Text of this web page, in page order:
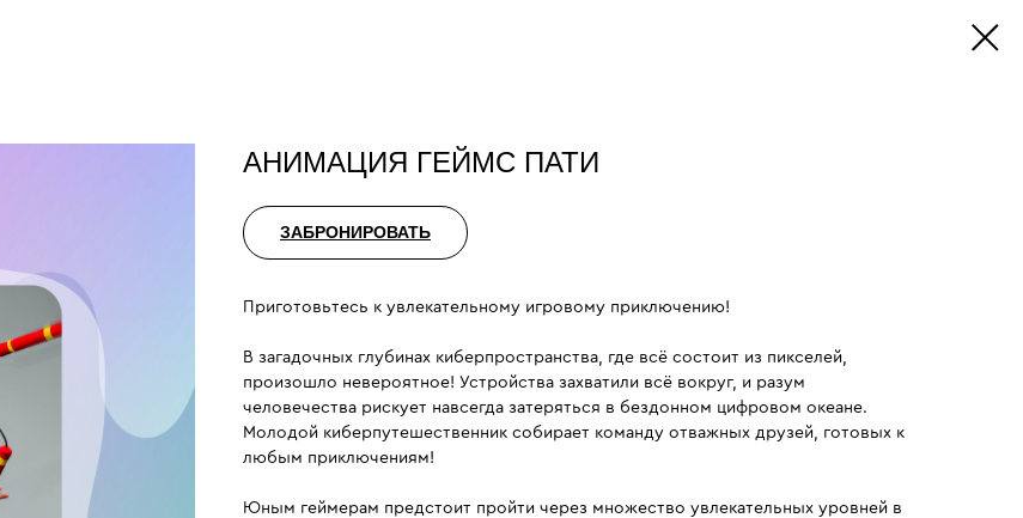
АНИМАЦИЯ ГЕЙМС ПАТИ
ЗАБРОНИРОВАТЬ
Приготовьтесь к увлекательному игровому приключению!
В загадочных глубинах киберпространства, где всё состоит из пикселей,
произошло невероятное! Устройства захватили всё вокруг, и разум
человечества рискует навсегда затеряться в бездонном цифровом океане.
Молодой киберпутешественник собирает команду отважных друзей, готовых к
любым приключениям!
Юным геймерам предстоит пройти через множество увлекательных уровней в